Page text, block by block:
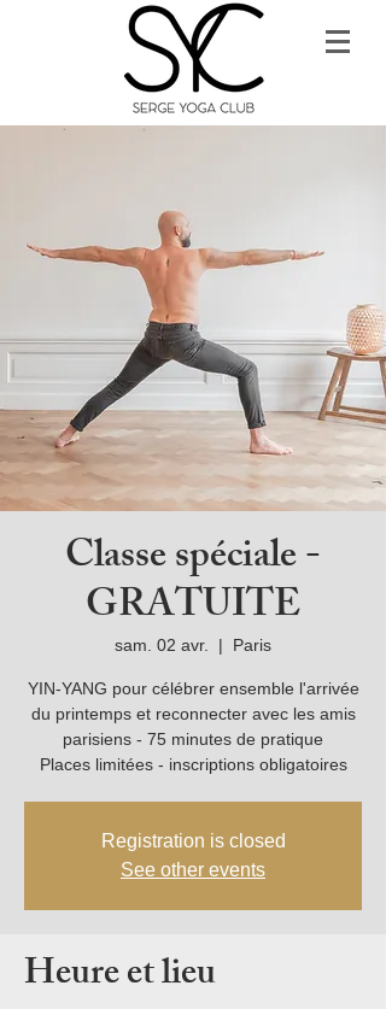
Classe spéciale -
GRATUITE
sam. 02 avr.
  |
Paris
YIN-YANG pour célébrer ensemble l'arrivée
du printemps et reconnecter avec les amis
parisiens - 75 minutes de pratique
Places limitées - inscriptions obligatoires
Registration is closed
See other events
Heure et lieu